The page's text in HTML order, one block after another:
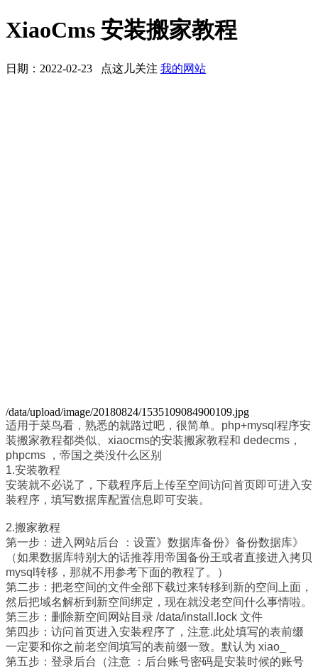
XiaoCms 安装搬家教程
日期：2022-02-23 点这儿关注 我的网站
/data/upload/image/20180824/1535109084900109.jpg
适用于菜鸟看，熟悉的就路过吧，很简单。php+mysql程序安
装搬家教程都类似、xiaocms的安装搬家教程和 dedecms，
phpcms ，帝国之类没什么区别
1.安装教程
安装就不必说了，下载程序后上传至空间访问首页即可进入安
装程序，填写数据库配置信息即可安装。
2.搬家教程
第一步：进入网站后台 ：设置》数据库备份》备份数据库》
（如果数据库特别大的话推荐用帝国备份王或者直接进入拷贝
mysql转移，那就不用参考下面的教程了。）
第二步：把老空间的文件全部下载过来转移到新的空间上面，
然后把域名解析到新空间绑定，现在就没老空间什么事情啦。
第三步：删除新空间网站目录 /data/install.lock 文件
第四步：访问首页进入安装程序了，注意.此处填写的表前缀
一定要和你之前老空间填写的表前缀一致。默认为 xiao_
第五步：登录后台（注意 ：后台账号密码是安装时候的账号